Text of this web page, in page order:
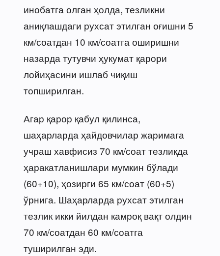
инобатга олган ҳолда, тезликни
аниқлашдаги рухсат этилган оғишни 5
км/соатдан 10 км/соатга оширишни
назарда тутувчи ҳукумат қарори
лойиҳасини ишлаб чиқиш
топширилган.
Агар қарор қабул қилинса,
шаҳарларда ҳайдовчилар жаримага
учраш хавфисиз 70 км/соат тезликда
ҳаракатланишлари мумкин бўлади
(60+10), ҳозирги 65 км/соат (60+5)
ўрнига. Шаҳарларда рухсат этилган
тезлик икки йилдан камроқ вақт олдин
70 км/соатдан 60 км/соатга
туширилган эди.